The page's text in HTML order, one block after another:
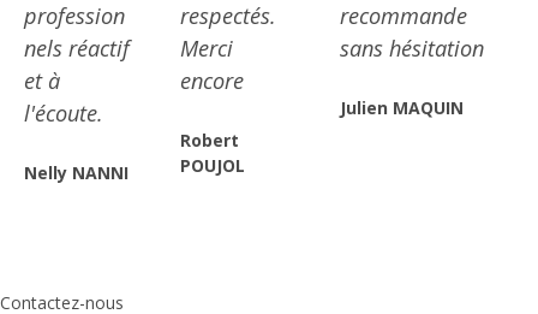
profession
nels réactif
et à
l'écoute.
Nelly NANNI
respectés.
Merci
encore
Robert
POUJOL
recommande
sans hésitation
Julien MAQUIN
Contactez-nous